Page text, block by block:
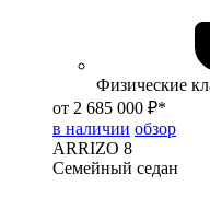
Физические
от 2 685 000 ₽*
в наличии обзор
ARRIZO 8
Семейный седан